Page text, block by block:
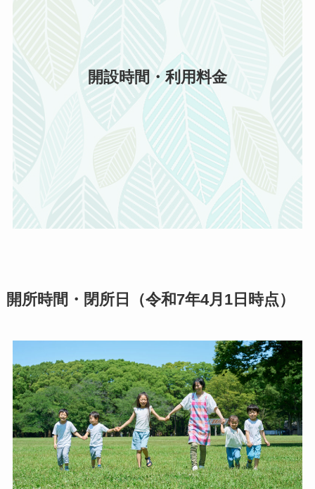
開設時間・利用料金
開所時間・閉所日（令和7年4月1日時点）